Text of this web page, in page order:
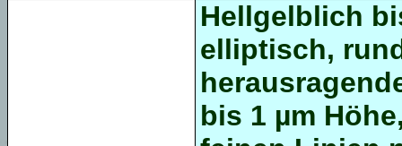
Hellgelblich
elliptisch,
bis 1 µm Höhe